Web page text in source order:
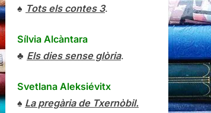
♠ Tots els contes 3.
Sílvia Alcàntara
♣ Els dies sense glòria.
Svetlana Aleksiévitx
♠ La pregària de Txernòbil.